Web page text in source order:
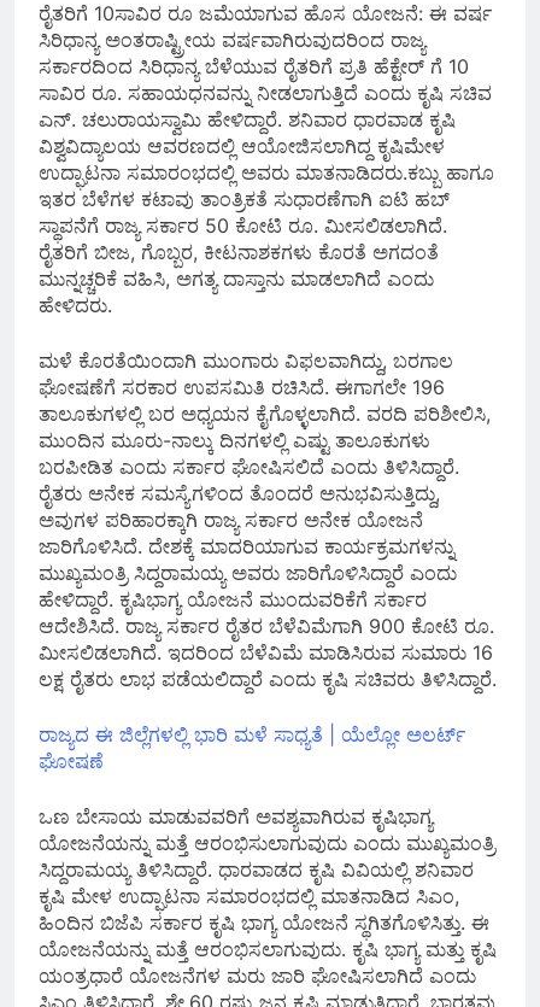
ರೈತರಿಗೆ 10ಸಾವಿರ ರೂ ಜಮೆಯಾಗುವ ಹೊಸ ಯೋಜನೆ: ಈ ವರ್ಷ
ಸಿರಿಧಾನ್ಯ ಅಂತರಾಷ್ಟ್ರೀಯ ವರ್ಷವಾಗಿರುವುದರಿಂದ ರಾಜ್ಯ
ಸರ್ಕಾರದಿಂದ ಸಿರಿಧಾನ್ಯ ಬೆಳೆಯುವ ರೈತರಿಗೆ ಪ್ರತಿ ಹೆಕ್ಟೇರ್ ಗೆ 10
ಸಾವಿರ ರೂ. ಸಹಾಯಧನವನ್ನು ನೀಡಲಾಗುತ್ತಿದೆ ಎಂದು ಕೃಷಿ ಸಚಿವ
ಎನ್. ಚಲುರಾಯಸ್ವಾಮಿ ಹೇಳಿದ್ದಾರೆ. ಶನಿವಾರ ಧಾರವಾಡ ಕೃಷಿ
ವಿಶ್ವವಿದ್ಯಾಲಯ ಆವರಣದಲ್ಲಿ ಆಯೋಜಿಸಲಾಗಿದ್ದ ಕೃಷಿಮೇಳ
ಉದ್ಘಾಟನಾ ಸಮಾರಂಭದಲ್ಲಿ ಅವರು ಮಾತನಾಡಿದರು.ಕಬ್ಬು ಹಾಗೂ
ಇತರ ಬೆಳೆಗಳ ಕಟಾವು ತಾಂತ್ರಿಕತೆ ಸುಧಾರಣೆಗಾಗಿ ಐಟಿ ಹಬ್
ಸ್ಥಾಪನೆಗೆ ರಾಜ್ಯ ಸರ್ಕಾರ 50 ಕೋಟಿ ರೂ. ಮೀಸಲಿಡಲಾಗಿದೆ.
ರೈತರಿಗೆ ಬೀಜ, ಗೊಬ್ಬರ, ಕೀಟನಾಶಕಗಳು ಕೊರತೆ ಅಗದಂತೆ
ಮುನ್ನಚ್ಚರಿಕೆ ವಹಿಸಿ, ಅಗತ್ಯ ದಾಸ್ತಾನು ಮಾಡಲಾಗಿದೆ ಎಂದು
ಹೇಳಿದರು.
ಮಳೆ ಕೊರತೆಯಿಂದಾಗಿ ಮುಂಗಾರು ವಿಫಲವಾಗಿದ್ದು, ಬರಗಾಲ
ಘೋಷಣೆಗೆ ಸರಕಾರ ಉಪಸಮಿತಿ ರಚಿಸಿದೆ. ಈಗಾಗಲೇ 196
ತಾಲೂಕುಗಳಲ್ಲಿ ಬರ ಅಧ್ಯಯನ ಕೈಗೊಳ್ಳಲಾಗಿದೆ. ವರದಿ ಪರಿಶೀಲಿಸಿ,
ಮುಂದಿನ ಮೂರು-ನಾಲ್ಕು ದಿನಗಳಲ್ಲಿ ಎಷ್ಟು ತಾಲೂಕುಗಳು
ಬರಪೀಡಿತ ಎಂದು ಸರ್ಕಾರ ಘೋಷಿಸಲಿದೆ ಎಂದು ತಿಳಿಸಿದ್ದಾರೆ.
ರೈತರು ಅನೇಕ ಸಮಸ್ಯೆಗಳಿಂದ ತೊಂದರೆ ಅನುಭವಿಸುತ್ತಿದ್ದು,
ಅವುಗಳ ಪರಿಹಾರಕ್ಕಾಗಿ ರಾಜ್ಯ ಸರ್ಕಾರ ಅನೇಕ ಯೋಜನೆ
ಜಾರಿಗೊಳಿಸಿದೆ. ದೇಶಕ್ಕೆ ಮಾದರಿಯಾಗುವ ಕಾರ್ಯಕ್ರಮಗಳನ್ನು
ಮುಖ್ಯಮಂತ್ರಿ ಸಿದ್ದರಾಮಯ್ಯ ಅವರು ಜಾರಿಗೊಳಿಸಿದ್ದಾರೆ ಎಂದು
ಹೇಳಿದ್ದಾರೆ. ಕೃಷಿಭಾಗ್ಯ ಯೋಜನೆ ಮುಂದುವರಿಕೆಗೆ ಸರ್ಕಾರ
ಆದೇಶಿಸಿದೆ. ರಾಜ್ಯ ಸರ್ಕಾರ ರೈತರ ಬೆಳೆವಿಮೆಗಾಗಿ 900 ಕೋಟಿ ರೂ.
ಮೀಸಲಿಡಲಾಗಿದೆ. ಇದರಿಂದ ಬೆಳೆವಿಮೆ ಮಾಡಿಸಿರುವ ಸುಮಾರು 16
ಲಕ್ಷ ರೈತರು ಲಾಭ ಪಡೆಯಲಿದ್ದಾರೆ ಎಂದು ಕೃಷಿ ಸಚಿವರು ತಿಳಿಸಿದ್ದಾರೆ.
ರಾಜ್ಯದ ಈ ಜಿಲ್ಲೆಗಳಲ್ಲಿ ಭಾರಿ ಮಳೆ ಸಾಧ್ಯತೆ | ಯೆಲ್ಲೋ ಅಲರ್ಟ್
ಘೋಷಣೆ
ಒಣ ಬೇಸಾಯ ಮಾಡುವವರಿಗೆ ಅವಶ್ಯವಾಗಿರುವ ಕೃಷಿಭಾಗ್ಯ
ಯೋಜನೆಯನ್ನು ಮತ್ತೆ ಆರಂಭಿಸುಲಾಗುವುದು ಎಂದು ಮುಖ್ಯಮಂತ್ರಿ
ಸಿದ್ದರಾಮಯ್ಯ ತಿಳಿಸಿದ್ದಾರೆ. ಧಾರವಾಡದ ಕೃಷಿ ವಿವಿಯಲ್ಲಿ ಶನಿವಾರ
ಕೃಷಿ ಮೇಳ ಉದ್ಘಾಟನಾ ಸಮಾರಂಭದಲ್ಲಿ ಮಾತನಾಡಿದ ಸಿಎಂ,
ಹಿಂದಿನ ಬಿಜೆಪಿ ಸರ್ಕಾರ ಕೃಷಿ ಭಾಗ್ಯ ಯೋಜನೆ ಸ್ಥಗಿತಗೊಳಿಸಿತ್ತು. ಈ
ಯೋಜನೆಯನ್ನು ಮತ್ತೆ ಆರಂಭಿಸಲಾಗುವುದು. ಕೃಷಿ ಭಾಗ್ಯ ಮತ್ತು ಕೃಷಿ
ಯಂತ್ರಧಾರೆ ಯೋಜನೆಗಳ ಮರು ಜಾರಿ ಘೋಷಿಸಲಾಗಿದೆ ಎಂದು